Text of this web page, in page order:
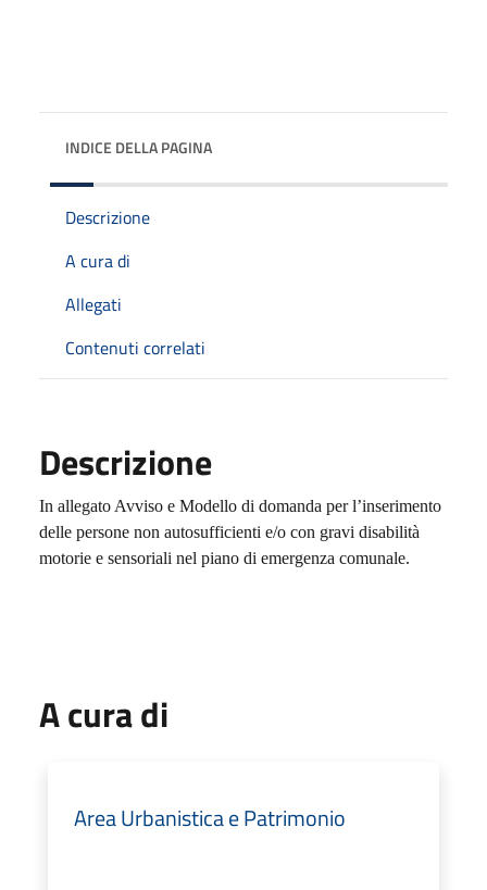
INDICE DELLA PAGINA
Descrizione
A cura di
Allegati
Contenuti correlati
Descrizione
In allegato Avviso e Modello di domanda per l’inserimento
delle persone non autosufficienti e/o con gravi disabilità
motorie e sensoriali nel piano di emergenza comunale.
A cura di
Area Urbanistica e Patrimonio